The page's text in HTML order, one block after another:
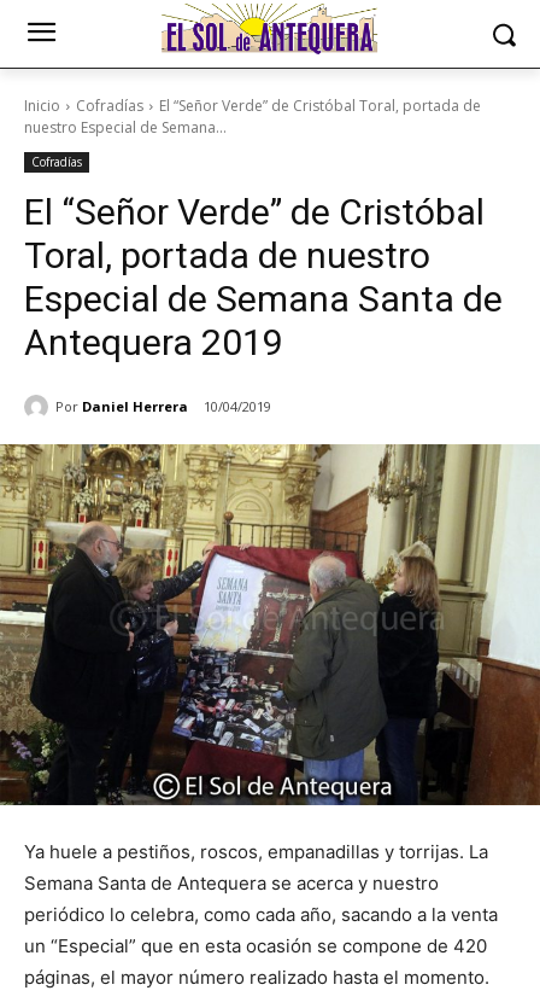
Inicio Cofradías
El “Señor Verde” de Cristóbal Toral, portada de
nuestro Especial de Semana...
Cofradías
El “Señor Verde” de Cristóbal
Toral, portada de nuestro
Especial de Semana Santa de
Antequera 2019
Por Daniel Herrera 10/04/2019
Ya huele a pestiños, roscos, empanadillas y torrijas. La
Semana Santa de Antequera se acerca y nuestro
periódico lo celebra, como cada año, sacando a la venta
un “Especial” que en esta ocasión se compone de 420
páginas, el mayor número realizado hasta el momento.